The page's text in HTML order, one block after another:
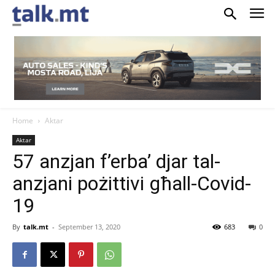
Home Aktar
Aktar
57 anzjan f’erba’ djar tal-
anzjani pożittivi għall-Covid-
19
By talk.mt - September 13, 2020 0
683